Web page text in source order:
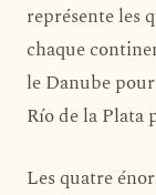
représente les
chaque
le Danube
Río de la Plata
Les quatre